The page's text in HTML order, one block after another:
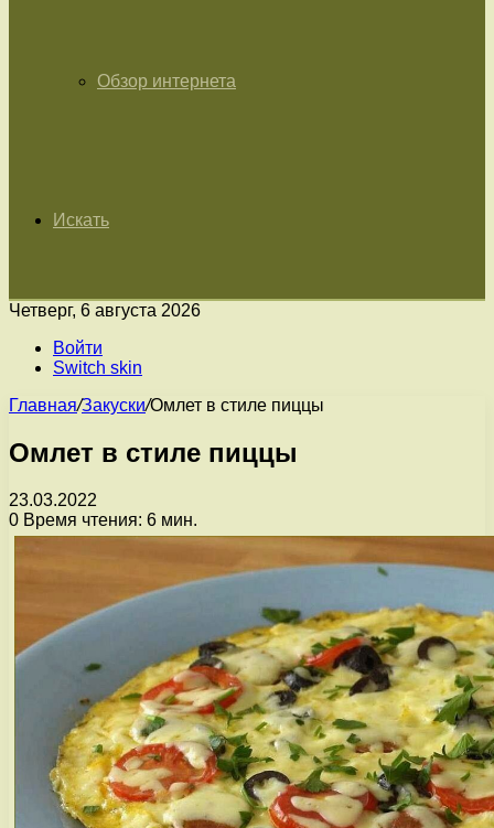
Обзор интернета
Искать
Четверг, 6 августа 2026
Войти
Switch skin
Главная/Закуски/Омлет в стиле пиццы
Омлет в стиле пиццы
23.03.2022
0 Время чтения: 6 мин.